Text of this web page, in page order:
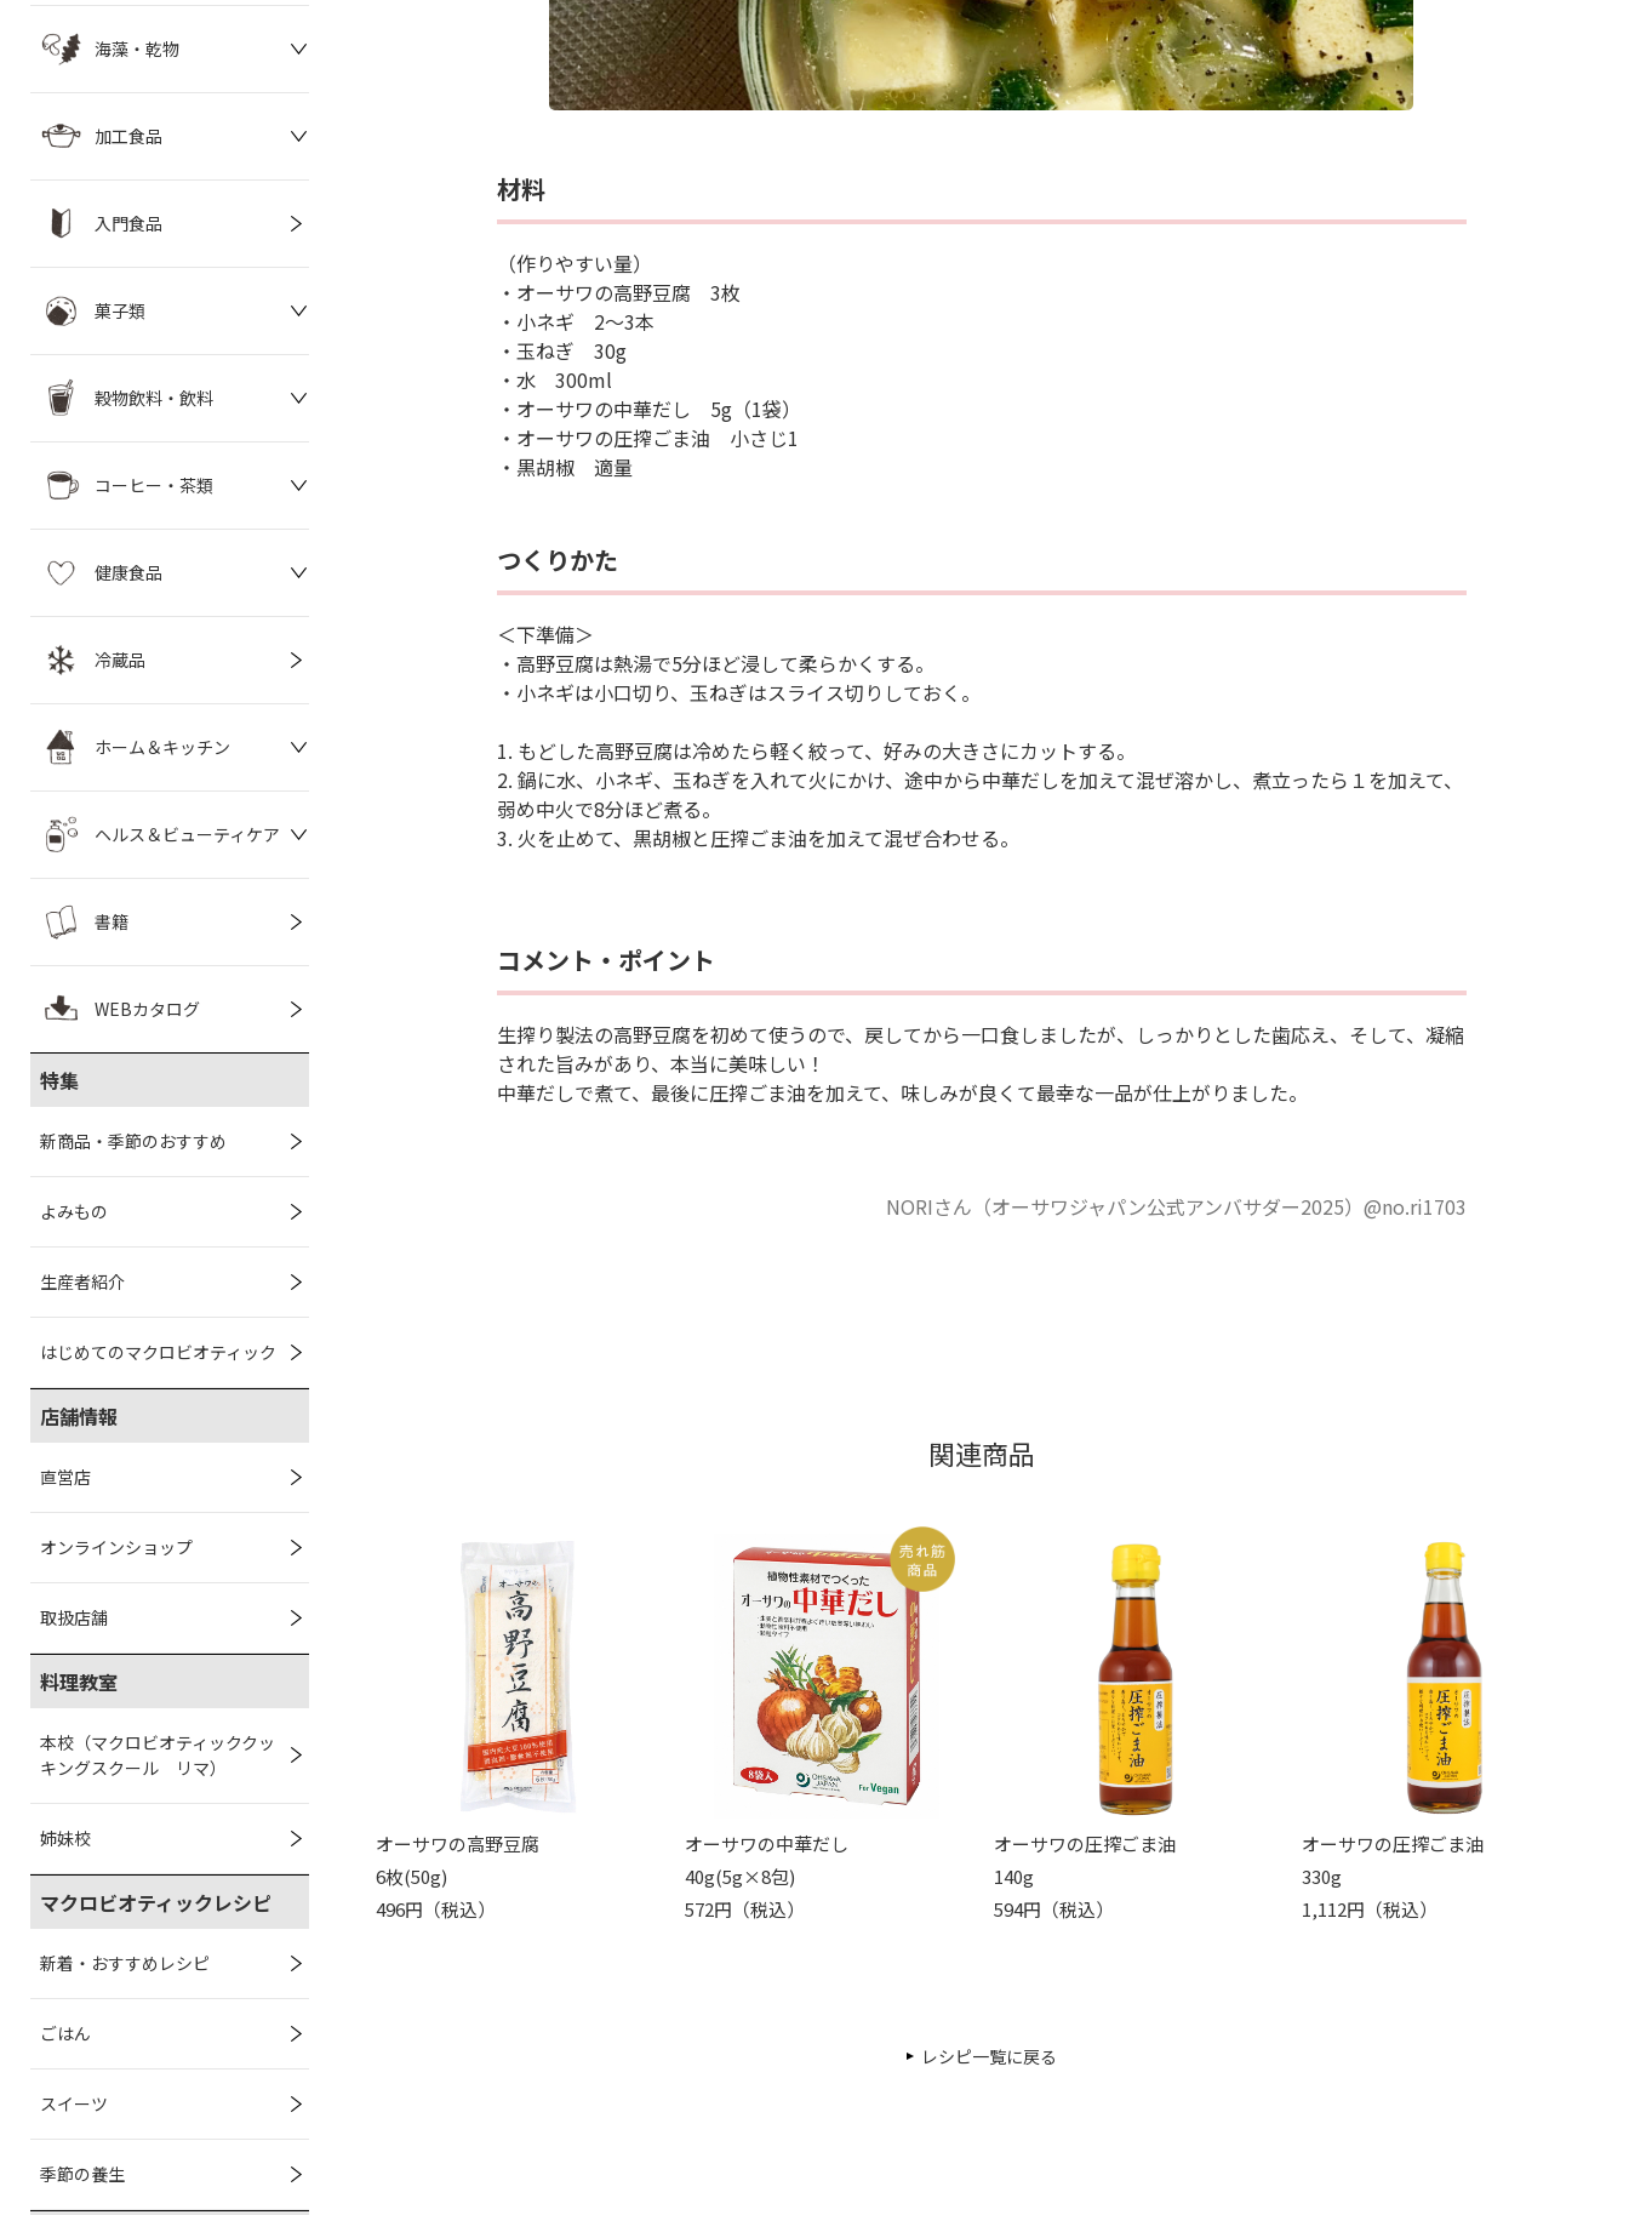
海藻・乾物
加工食品
入門食品
菓子類
穀物飲料・飲料
コーヒー・茶類
健康食品
冷蔵品
ホーム＆キッチン
ヘルス＆ビューティケア
書籍
WEBカタログ
特集
新商品・季節のおすすめ
よみもの
生産者紹介
はじめてのマクロビオティック
店舗情報
直営店
オンラインショップ
取扱店舗
料理教室
本校（マクロビオティッククッ
キングスクール リマ）
姉妹校
マクロビオティックレシピ
新着・おすすめレシピ
ごはん
スイーツ
季節の養生
材料
（作りやすい量）
・オーサワの高野豆腐 3枚
・小ネギ 2〜3本
・玉ねぎ 30g
・水 300ml
・オーサワの中華だし 5g（1袋）
・オーサワの圧搾ごま油 小さじ1
・黒胡椒 適量
つくりかた
＜下準備＞
・高野豆腐は熱湯で5分ほど浸して柔らかくする。
・小ネギは小口切り、玉ねぎはスライス切りしておく。
1. もどした高野豆腐は冷めたら軽く絞って、好みの大きさにカットする。
2. 鍋に水、小ネギ、玉ねぎを入れて火にかけ、途中から中華だしを加えて混ぜ溶かし、煮立ったら１を加えて、
弱め中火で8分ほど煮る。
3. 火を止めて、黒胡椒と圧搾ごま油を加えて混ぜ合わせる。
コメント・ポイント
生搾り製法の高野豆腐を初めて使うので、戻してから一口食しましたが、しっかりとした歯応え、そして、凝縮
された旨みがあり、本当に美味しい！
中華だしで煮て、最後に圧搾ごま油を加えて、味しみが良くて最幸な一品が仕上がりました。
NORIさん（オーサワジャパン公式アンバサダー2025）@no.ri1703
関連商品
オーサワの高野豆腐
6枚(50g)
496円（税込）
オーサワの中華だし
40g(5g×8包)
572円（税込）
オーサワの圧搾ごま油
140g
594円（税込）
オーサワの圧搾ごま油
330g
1,112円（税込）
レシピ一覧に戻る